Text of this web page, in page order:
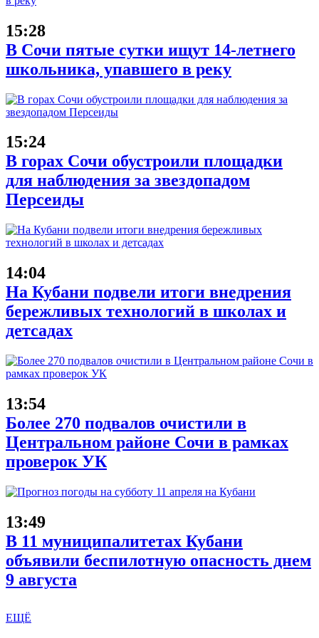
15:28
В Сочи пятые сутки ищут 14-летнего
школьника, упавшего в реку
15:24
В горах Сочи обустроили площадки
для наблюдения за звездопадом
Персеиды
14:04
На Кубани подвели итоги внедрения
бережливых технологий в школах и
детсадах
13:54
Более 270 подвалов очистили в
Центральном районе Сочи в рамках
проверок УК
13:49
В 11 муниципалитетах Кубани
объявили беспилотную опасность днем
9 августа
ЕЩЁ